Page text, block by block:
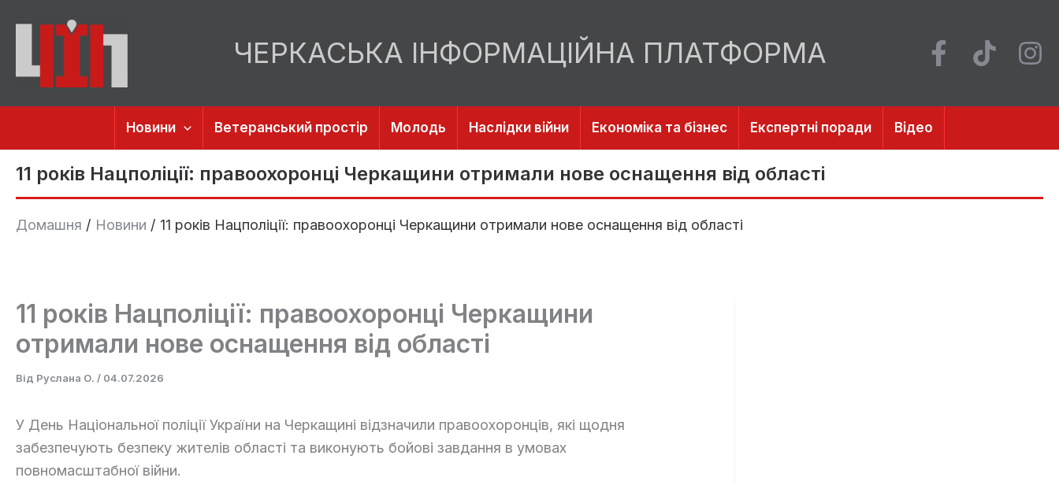
ЧЕРКАСЬКА ІНФОРМАЦІЙНА ПЛАТФОРМА
Новини Ветеранський простір Молодь Наслідки війни Економіка та бізнес Експертні поради Відео
11 років Нацполіції: правоохоронці Черкащини отримали нове оснащення від області
Домашня Новини 11 років Нацполіції: правоохоронці Черкащини отримали нове оснащення від області
11 років Нацполіції: правоохоронці Черкащини
отримали нове оснащення від області
Від Руслана О. / 04.07.2026
У День Національної поліції України на Черкащині відзначили правоохоронців, які щодня
забезпечують безпеку жителів області та виконують бойові завдання в умовах
повномасштабної війни.